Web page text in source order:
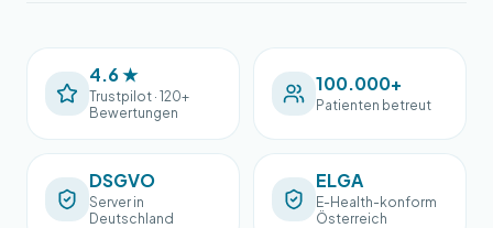
4.6 ★
Trustpilot · 120+
Bewertungen
100.000+
Patienten betreut
DSGVO
Server in
Deutschland
ELGA
E-Health-konform
Österreich